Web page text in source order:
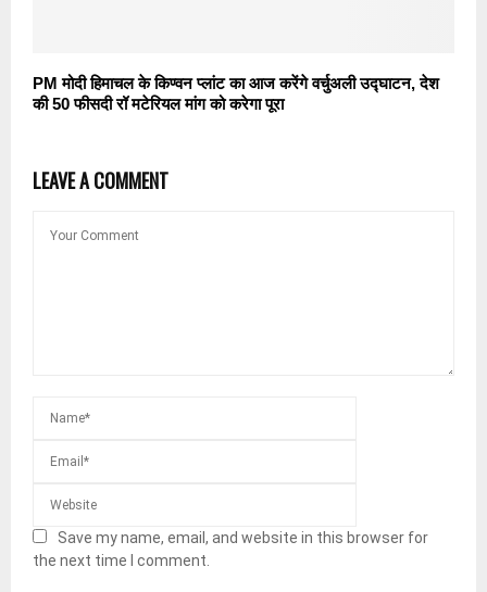
PM मोदी हिमाचल के किण्वन प्लांट का आज करेंगे वर्चुअली उद्घाटन, देश
की 50 फीसदी रॉ मटेरियल मांग को करेगा पूरा
LEAVE A COMMENT
Save my name, email, and website in this browser for
the next time I comment.